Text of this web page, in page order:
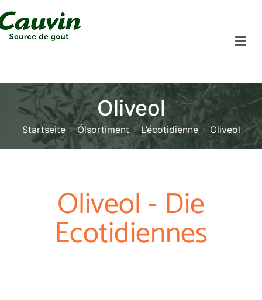
Oliveol
Startseite Ölsortiment L’écotidienne Oliveol
Oliveol - Die
Ecotidiennes